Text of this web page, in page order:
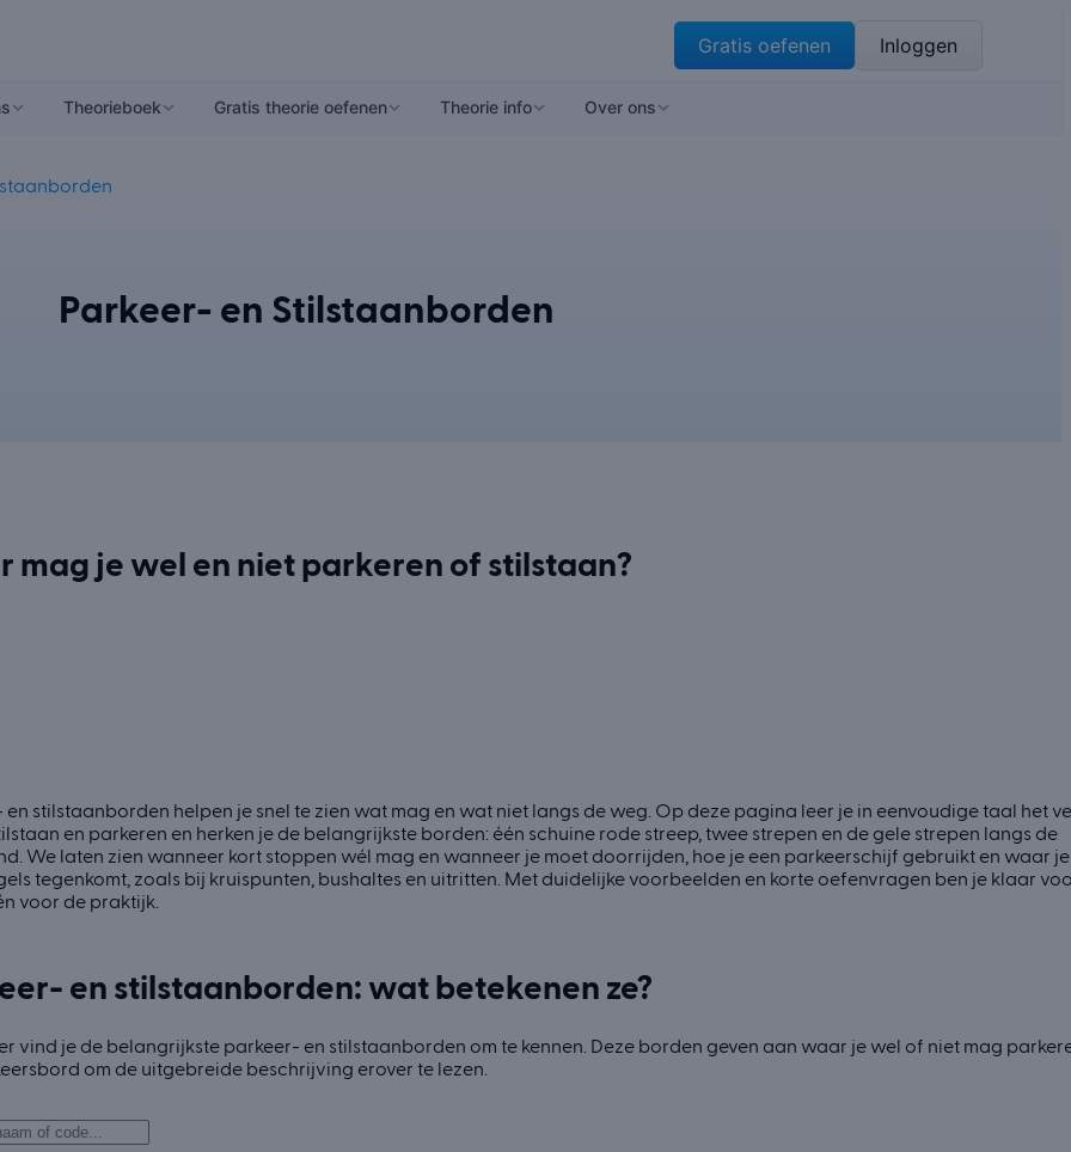
Gratis oefenen Inloggen
Theorieboek Gratis theorie oefenen Theorie info Over ons
Parkeer- en Stilstaanborden
mag je wel en niet parkeren of stilstaan?
en stilstaanborden helpen je snel te zien wat mag en wat niet langs de weg. Op deze pagina leer je in eenvoudige taal het
en parkeren en herken je de belangrijkste borden: één schuine rode streep, twee strepen en de gele strepen langs de
We laten zien wanneer kort stoppen wél mag en wanneer je moet doorrijden, hoe je een parkeerschijf gebruikt en waar
tegenkomt, zoals bij kruispunten, bushaltes en uitritten. Met duidelijke voorbeelden en korte oefenvragen ben je klaar
voor de praktijk.
en stilstaanborden: wat betekenen ze?
vind je de belangrijkste parkeer- en stilstaanborden om te kennen. Deze borden geven aan waar je wel of niet mag
om de uitgebreide beschrijving erover te lezen.